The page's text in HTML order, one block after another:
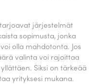
järjestelmät
sopimusta, jonka
olla mahdotonta. Jos
valinta voi rajoittaa
Siksi on tärkeää
yrityksesi mukana.